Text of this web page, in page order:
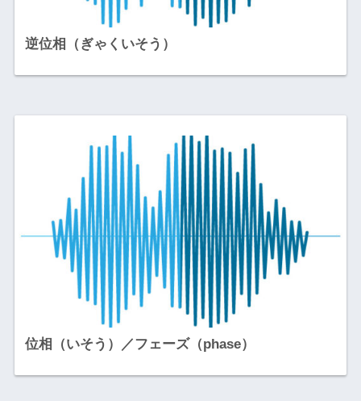
逆位相（ぎゃくいそう）
位相（いそう）／フェーズ（phase）